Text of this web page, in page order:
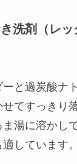
洗剤（レ
と過炭酸ナ
てすっきり
湯に溶かし
しています。